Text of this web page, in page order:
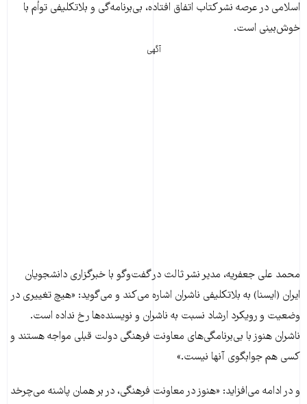
اسلامی در عرصه نشر کتاب اتفاق افتاده، بی‌برنامه‌گی و بلاتکلیفی توأم با
خوش‌بینی است.
آگهی
محمد علی جعفریه، مدیر نشر ثالث در گفت‌وگو با خبرگزاری دانشجویان
ایران (ایسنا) به بلاتکلیفی ناشران اشاره می‌کند و می‌گوید: «هیچ تغییری در
وضعیت و رویکرد ارشاد نسبت به ناشران و نویسنده‌ها رخ نداده است.
ناشران هنوز با بی‌برنامگی‌های معاونت فرهنگی دولت قبلی مواجه هستند و
کسی هم جوابگوی آنها نیست.»
و در ادامه می‌افزاید: «هنوز در معاونت فرهنگی، در بر‌‌ همان پاشنه می‌چرخد